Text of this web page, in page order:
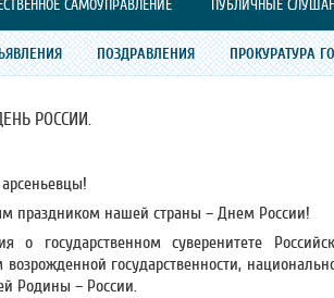
САМОУПРАВЛЕНИЕ ПУБЛИЧНЫЕ
ПОЗДРАВЛЕНИЯ ПРОКУРАТУРА
РОССИИ.
праздником нашей страны – Днем России!
государственном суверенитете
государственности,
Родины – России.